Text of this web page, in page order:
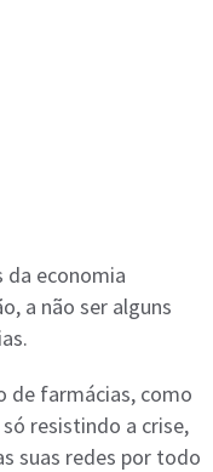
da economia
a não ser alguns
de farmácias, como
resistindo a crise,
suas redes por todo